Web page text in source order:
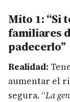
Mito 1: “Si
familiares
padecerlo”
Realidad:
aumentar el
segura. “La